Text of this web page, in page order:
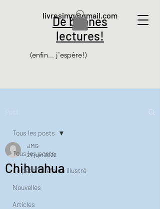
De bonnes
lectures!
(enfin... j'espère!)
livresjmg@gmail.com
Tous les posts
Le petit Thiéfaine illustré
Nouvelles
Articles
Tous les posts
Chihuahua
JMG
27 juin 2022